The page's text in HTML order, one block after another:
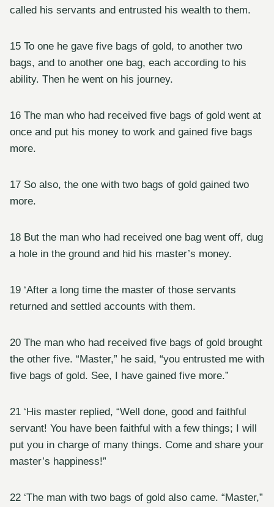
called his servants and entrusted his wealth to them.
15 To one he gave five bags of gold, to another two
bags, and to another one bag, each according to his
ability. Then he went on his journey.
16 The man who had received five bags of gold went at
once and put his money to work and gained five bags
more.
17 So also, the one with two bags of gold gained two
more.
18 But the man who had received one bag went off, dug
a hole in the ground and hid his master’s money.
19 ‘After a long time the master of those servants
returned and settled accounts with them.
20 The man who had received five bags of gold brought
the other five. “Master,” he said, “you entrusted me with
five bags of gold. See, I have gained five more.”
21 ‘His master replied, “Well done, good and faithful
servant! You have been faithful with a few things; I will
put you in charge of many things. Come and share your
master’s happiness!”
22 ‘The man with two bags of gold also came. “Master,”